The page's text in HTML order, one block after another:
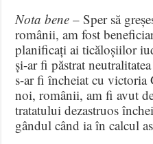
Nota bene – Sper să
românii, am fost
planificați ai ticăloșiilor
și-ar fi păstrat
s-ar fi încheiat cu victoria
noi, românii, am fi avut
tratatului dezastruos
gândul când ia în calcul